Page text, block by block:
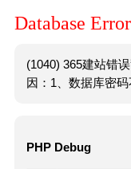
Database Error
(1040) 365建站错
因：1、数据库密码
PHP Debug